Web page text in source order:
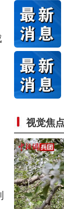
视觉焦点
美丽